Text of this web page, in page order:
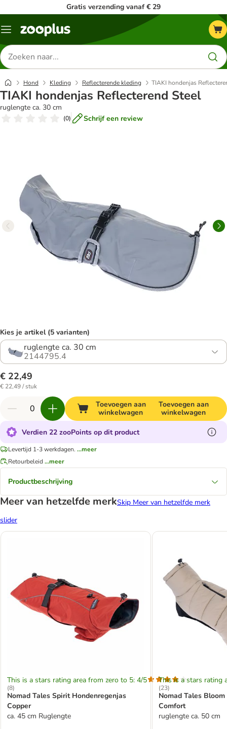
Gratis verzending vanaf € 29
Menu
Zoeken
naar
producten
Hond Kleding Reflecterende kleding TIAKI hondenjas
TIAKI hondenjas Reflecterend Steel
ruglengte ca. 30 cm
(0) Schrijf een review
Kies je artikel (5 varianten)
ruglengte ca. 30 cm
2144795.4
€ 22,49
€ 22,49 / stuk
Toevoegen aan
winkelwagen
Toevoegen aan
winkelwagen
Verdien 22 zooPoints op dit product
Levertijd 1-3 werkdagen. ...meer
Retourbeleid ...meer
Productbeschrijving
Meer van hetzelfde merkSkip Meer van hetzelfde merk
slider
This is a stars rating area from zero to 5: 4/5
(8)
Nomad Tales Spirit Hondenregenjas
Copper
ca. 45 cm Ruglengte
This is a stars rating
(23)
Nomad Tales
Comfort
ruglengte ca. 50 cm